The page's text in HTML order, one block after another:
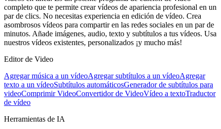
completo que te permite crear vídeos de apariencia profesional en un
par de clics. No necesitas experiencia en edición de vídeo. Crea
asombrosos vídeos para compartir en las redes sociales en un par de
minutos. Añade imágenes, audio, texto y subtítulos a tus vídeos. Usa
nuestros vídeos existentes, personalizados ¡y mucho más!
Editor de Video
Agregar música a un vídeoAgregar subtítulos a un vídeoAgregar
texto a un vídeoSubtítulos automáticosGenerador de subtítulos para
videoComprimir VideoConvertidor de VideoVídeo a textoTraductor
de vídeo
Herramientas de IA